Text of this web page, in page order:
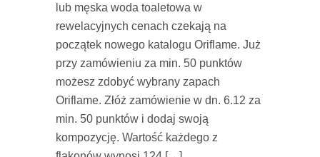
lub męska woda toaletowa w
rewelacyjnych cenach czekają na
początek nowego katalogu Oriflame. Już
przy zamówieniu za min. 50 punktów
możesz zdobyć wybrany zapach
Oriflame. Złóż zamówienie w dn. 6.12 za
min. 50 punktów i dodaj swoją
kompozycję. Wartość każdego z